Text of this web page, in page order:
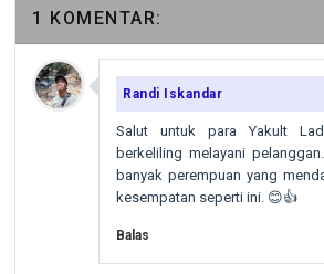
1 KOMENTAR:
Randi Iskandar
Salut untuk para Yakult
berkeliling melayani
banyak perempuan yang
kesempatan seperti ini. 😊👍
Balas